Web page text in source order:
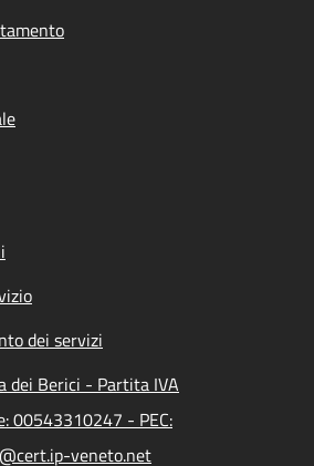
dei servizi
dei Berici - Partita IVA
00543310247 - PEC:
veneto.net